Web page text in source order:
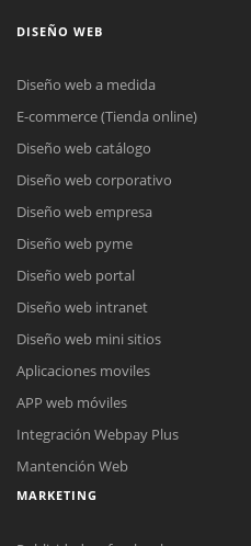
DISEÑO WEB
Diseño web a medida
E-commerce (Tienda online)
Diseño web catálogo
Diseño web corporativo
Diseño web empresa
Diseño web pyme
Diseño web portal
Diseño web intranet
Diseño web mini sitios
Aplicaciones moviles
APP web móviles
Integración Webpay Plus
Mantención Web
MARKETING